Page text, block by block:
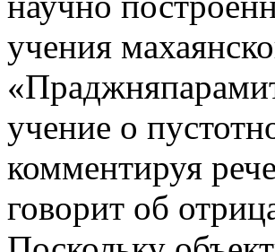
учения
учение о
комментируя
говорит об